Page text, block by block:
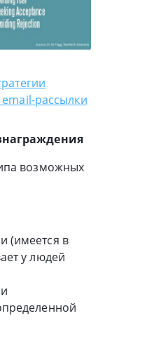
рассылки
возможных
(имеется в
у людей